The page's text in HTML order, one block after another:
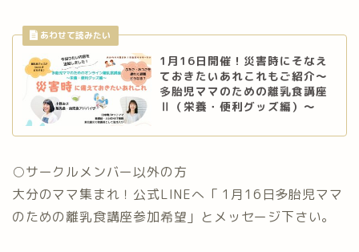
1月16日開催！災害時にそなえ
ておきたいあれこれもご紹介～
多胎児ママのための離乳食講座
Ⅱ（栄養・便利グッズ編）～
○サークルメンバー以外の方
大分のママ集まれ！公式LINEへ「 1月16日多胎児ママ
のための離乳食講座参加希望」とメッセージ下さい。